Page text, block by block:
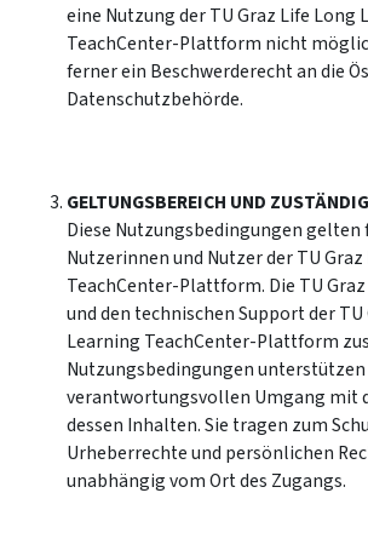
eine Nutzung der TU Graz Life Long
TeachCenter-Plattform nicht
ferner ein Beschwerderecht an die
Datenschutzbehörde.
GELTUNGSBEREICH UND
Diese Nutzungsbedingungen gelten
Nutzerinnen und Nutzer der TU
TeachCenter-Plattform. Die TU
und den technischen Support der
Learning TeachCenter-Plattform
Nutzungsbedingungen unterstützen
verantwortungsvollen Umgang mit
dessen Inhalten. Sie tragen zum
Urheberrechte und persönlichen
unabhängig vom Ort des Zugangs.